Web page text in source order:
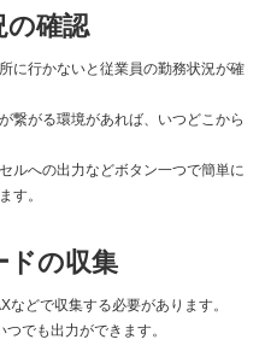
の確認
に行かないと従業員の勤務状況が確
繋がる環境があれば、いつどこから
ルへの出力などボタン一つで簡単に
す。
ドの収集
などで収集する必要があります。
でも出力ができます。